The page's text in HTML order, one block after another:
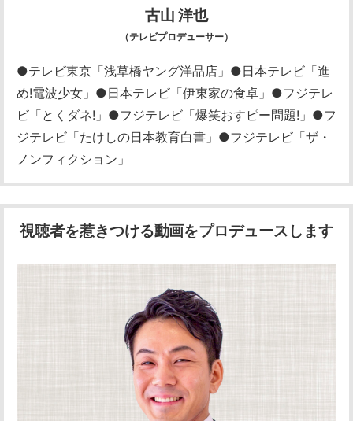
古山 洋也
（テレビプロデューサー）
●テレビ東京「浅草橋ヤング洋品店」 ●日本テレビ「進
め!電波少女」 ●日本テレビ「伊東家の食卓」 ●フジテレ
ビ「とくダネ!」 ●フジテレビ「爆笑おすピー問題!」 ●フ
ジテレビ「たけしの日本教育白書」 ●フジテレビ「ザ・
ノンフィクション」
視聴者を惹きつける動画をプロデュースします